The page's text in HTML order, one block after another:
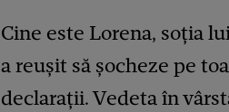
Cine este Lorena, soția
a reușit să șocheze pe
declarații. Vedeta în